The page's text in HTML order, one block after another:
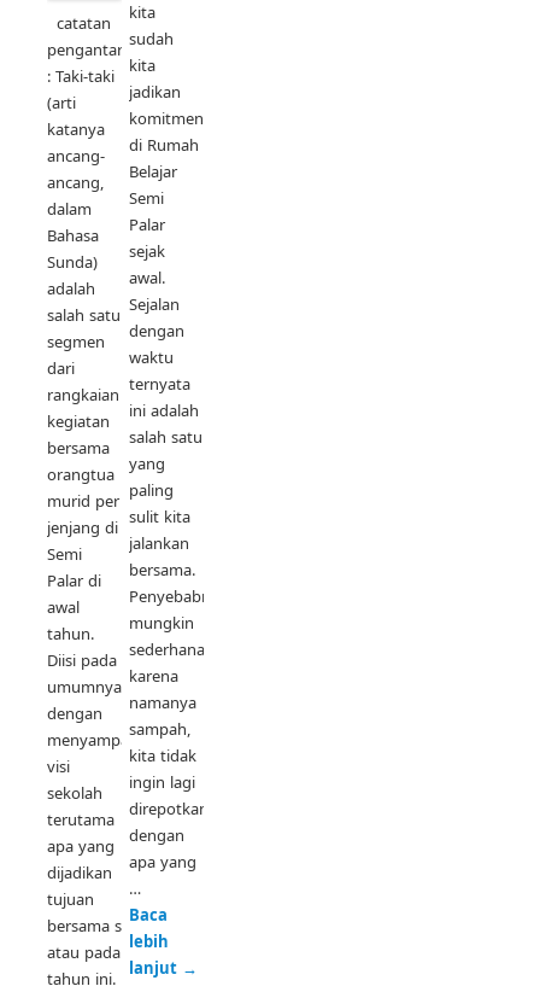
catatan
pengantar
: Taki-taki
(arti
katanya
ancang-
ancang,
dalam
Bahasa
Sunda)
adalah
salah satu
segmen
dari
rangkaian
kegiatan
bersama
orangtua
murid per
jenjang di
Semi
Palar di
awal
tahun.
Diisi pada
umumnya
dengan
menyampaikan
visi
sekolah
terutama
apa yang
dijadikan
tujuan
bersama sejak
atau pada
tahun ini.
kita
sudah
kita
jadikan
komitmen
di Rumah
Belajar
Semi
Palar
sejak
awal.
Sejalan
dengan
waktu
ternyata
ini adalah
salah satu
yang
paling
sulit kita
jalankan
bersama.
Penyebabnya
mungkin
sederhana,
karena
namanya
sampah,
kita tidak
ingin lagi
direpotkan
dengan
apa yang
…
Baca
lebih
lanjut →